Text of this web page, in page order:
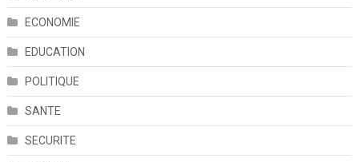
ECONOMIE
EDUCATION
POLITIQUE
SANTE
SECURITE